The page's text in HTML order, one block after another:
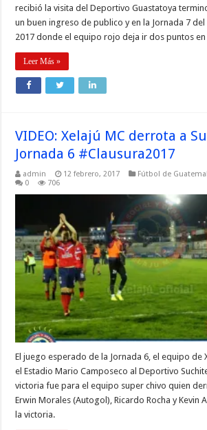
recibió la visita del Deportivo Guastatoya
un buen ingreso de publico y en la Jornada 7
2017 donde el equipo rojo deja ir dos puntos
Leer Más »
VIDEO: Xelajú MC derrota a
Jornada 6 #Clausura2017
admin 12 febrero, 2017 Fútbol de
0
706
El juego esperado de la Jornada 6, el equipo de
el Estadio Mario Camposeco al Deportivo
victoria fue para el equipo super chivo quien
Erwin Morales (Autogol), Ricardo Rocha y Kevin
la victoria.